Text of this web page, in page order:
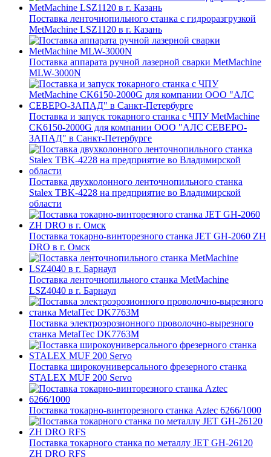
Поставка ленточнопильного станка c гидроразгрузкой
MetMachine LSZ1120 в г. Казань
Поставка аппарата ручной лазерной сварки MetMachine
MLW-3000N
Поставка и запуск токарного станка с ЧПУ MetMachine
CK6150-2000G для компании ООО "АЛС СЕВЕРО-
ЗАПАД" в Санкт-Петербурге
Поставка двухколонного ленточнопильного станка
Stalex TBK-4228 на предприятие во Владимирской
области
Поставка токарно-винторезного станка JET GH-2060 ZH
DRO в г. Омск
Поставка ленточнопильного станка MetMachine
LSZ4040 в г. Барнаул
Поставка электроэрозионного проволочно-вырезного
станка MetalTec DK7763M
Поставка широкоуниверсального фрезерного станка
STALEX MUF 200 Servo
Поставка токарно-винторезного станка Aztec 6266/1000
Поставка токарного станка по металлу JET GH-26120
ZH DRO RFS